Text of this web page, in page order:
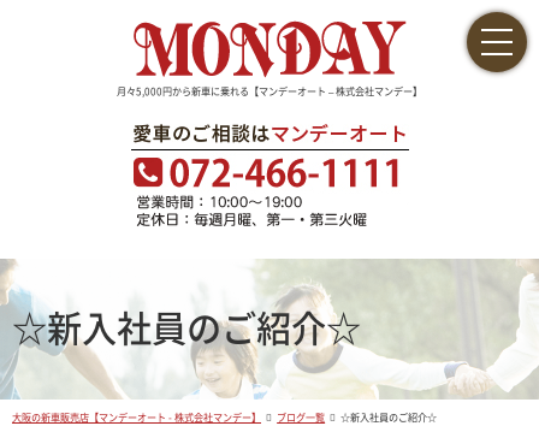
月々5,000円から新車に乗れる【マンデーオート – 株式会社マンデー】
☆新入社員のご紹介☆
大阪の新車販売店【マンデーオート - 株式会社マンデー】 ブログ一覧 ☆新入社員のご紹介☆